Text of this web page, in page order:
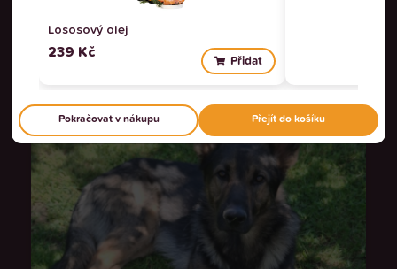
4.9
875 recenzí
Lososový olej
239 Kč
Přidat
Pokračovat v nákupu Přejít do košíku
ZOBRAZIT PODROBNOSTI